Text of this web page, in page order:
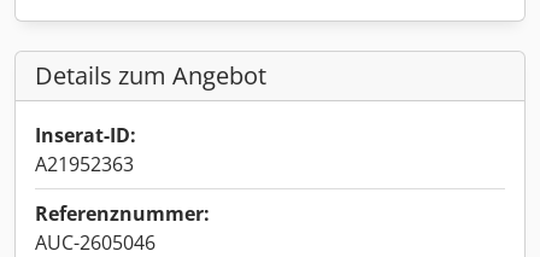
Details zum Angebot
Inserat-ID:
A21952363
Referenznummer:
AUC-2605046